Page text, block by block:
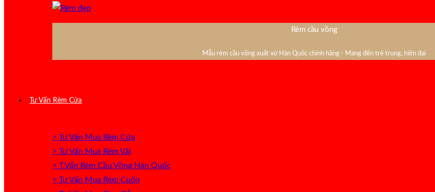
Rèm cầu vồng
Mẫu rèm cầu vồng xuất xứ Hàn Quốc chính hãng - Mang đến trẻ trung, hiện đại
Tư Vấn Rèm Cửa
> Tư Vấn Mua Rèm Cửa
> Tư Vấn Mua Rèm Vải
> T.Vấn Rèm Cầu Vồng Hàn Quốc
> Tư Vấn Mua Rèm Cuốn